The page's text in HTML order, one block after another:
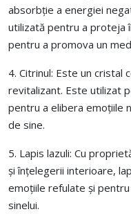
absorbție a energiei
utilizată pentru a proteja
pentru a promova un
4. Citrinul: Este un cristal
revitalizant. Este utilizat
pentru a elibera emoțiile
de sine.
5. Lapis lazuli: Cu
și înțelegerii interioare,
emoțiile refulate și
sinelui.